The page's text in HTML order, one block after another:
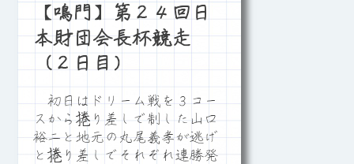
【鳴門】第２４回日
本財団会長杯競走
（２日目）
初日はドリーム戦を３コー
スから捲り差しで制した山口
裕二と地元の丸尾義孝が逃げ
と捲り差しでそれぞれ連勝発